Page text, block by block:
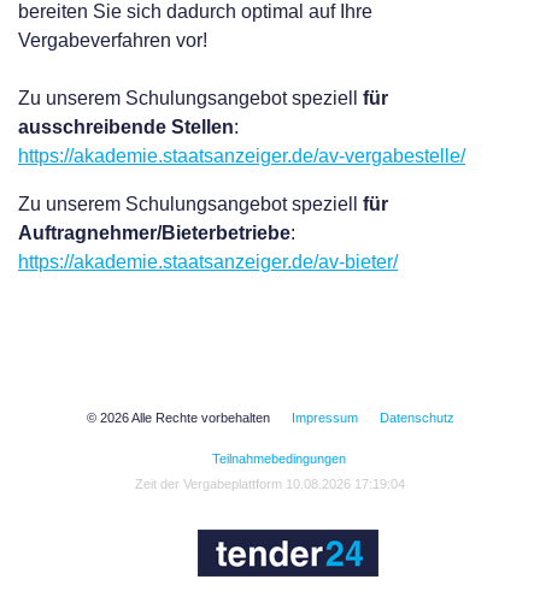
bereiten Sie sich dadurch optimal auf Ihre
Vergabeverfahren vor!
Zu unserem Schulungsangebot speziell für
ausschreibende Stellen:
https://akademie.staatsanzeiger.de/av-vergabestelle/
Zu unserem Schulungsangebot speziell für
Auftragnehmer/Bieterbetriebe:
https://akademie.staatsanzeiger.de/av-bieter/
© 2026 Alle Rechte vorbehalten Impressum Datenschutz
Teilnahmebedingungen
Zeit der Vergabeplattform 10.08.2026 17:19:04